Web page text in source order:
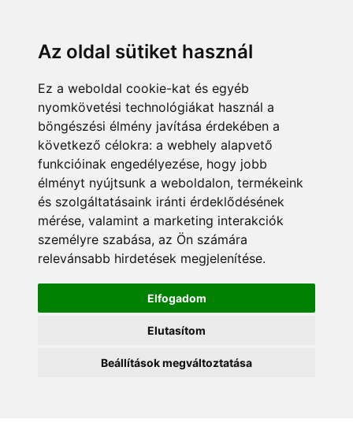
Az oldal sütiket használ
Ez a weboldal cookie-kat és egyéb
nyomkövetési technológiákat használ a
böngészési élmény javítása érdekében a
következő célokra: a webhely alapvető
funkcióinak engedélyezése, hogy jobb
élményt nyújtsunk a weboldalon, termékeink
és szolgáltatásaink iránti érdeklődésének
mérése, valamint a marketing interakciók
személyre szabása, az Ön számára
relevánsabb hirdetések megjelenítése.
Elfogadom
Elutasítom
Beállítások megváltoztatása
+36 70 380 8334 info@pannonsafe.hu